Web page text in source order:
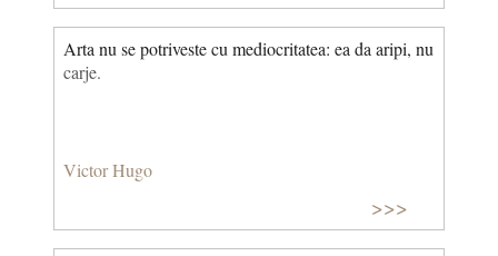
Arta nu se potriveste cu mediocritatea: ea da aripi, nu
carje.
Victor Hugo
>>>